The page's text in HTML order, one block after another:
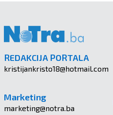
REDAKCIJA PORTALA
kristijankristo18@hotmail.com
Marketing
marketing@notra.ba